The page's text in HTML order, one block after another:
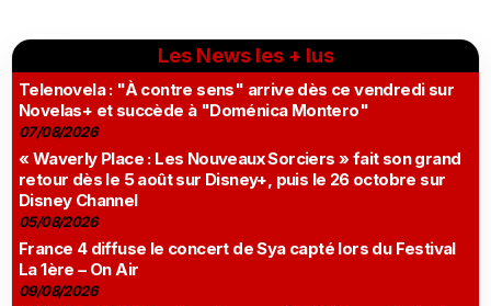
Les News les + lus
Telenovela : "À contre sens" arrive dès ce vendredi sur
Novelas+ et succède à "Doménica Montero"
07/08/2026
« Waverly Place : Les Nouveaux Sorciers » fait son grand
retour dès le 5 août sur Disney+, puis le 26 octobre sur
Disney Channel
05/08/2026
France 4 diffuse le concert de Sya capté lors du Festival
La 1ère – On Air
09/08/2026